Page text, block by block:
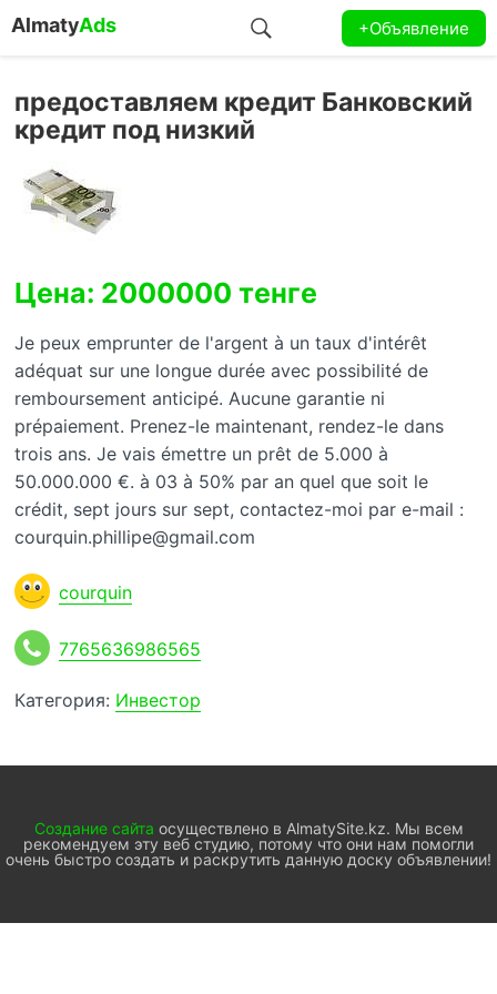
AlmatyAds +Объявление
предоставляем кредит Банковский
кредит под низкий
Цена: 2000000 тенге
Je peux emprunter de l'argent à un taux d'intérêt
adéquat sur une longue durée avec possibilité de
remboursement anticipé. Aucune garantie ni
prépaiement. Prenez-le maintenant, rendez-le dans
trois ans. Je vais émettre un prêt de 5.000 à
50.000.000 €. à 03 à 50% par an quel que soit le
crédit, sept jours sur sept, contactez-moi par e-mail :
courquin.phillipe@gmail.com
courquin
7765636986565
Категория: Инвестор
Создание сайта осуществлено в AlmatySite.kz. Мы всем
рекомендуем эту веб студию, потому что они нам помогли
очень быстро создать и раскрутить данную доску объявлении!